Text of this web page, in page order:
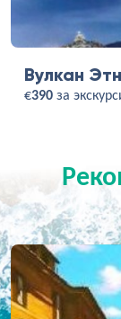
Вулкан
€390 за